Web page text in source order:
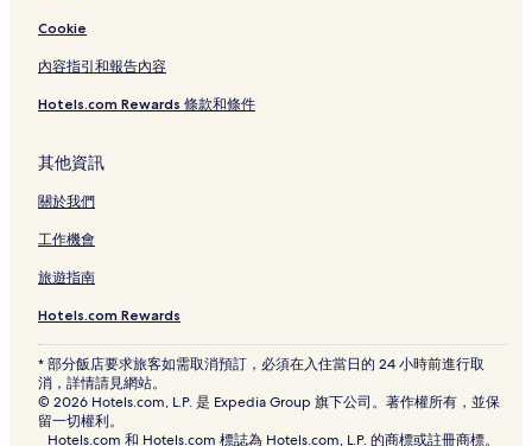
日暮里布料街附近的飯店
四季庵附近的飯店
下町風俗資料館附近的飯店
國立科學博物館附近的飯店
南千住站附近的飯店
隅田公園附近的飯店
Cookie
內容指引和報告內容
Hotels.com Rewards 條款和條件
其他資訊
關於我們
工作機會
旅遊指南
Hotels.com Rewards
* 部分飯店要求旅客如需取消預訂，必須在入住當日的 24 小時前進行取
消，詳情請見網站。
© 2026 Hotels.com, L.P. 是 Expedia Group 旗下公司。著作權所有，並保
留一切權利。
Hotels.com 和 Hotels.com 標誌為 Hotels.com, L.P. 的商標或註冊商標。